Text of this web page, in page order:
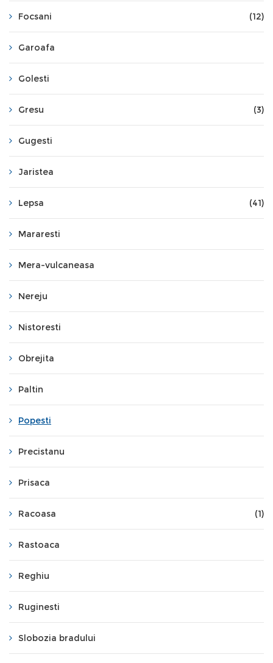
Focsani (12)
Garoafa
Golesti
Gresu (3)
Gugesti
Jaristea
Lepsa (41)
Mararesti
Mera-vulcaneasa
Nereju
Nistoresti
Obrejita
Paltin
Popesti
Precistanu
Prisaca
Racoasa (1)
Rastoaca
Reghiu
Ruginesti
Slobozia bradului